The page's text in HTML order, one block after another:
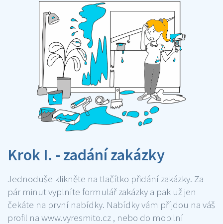
Krok I. - zadání zakázky
Jednoduše klikněte na tlačítko přidání zakázky. Za
pár minut vyplníte formulář zakázky a pak už jen
čekáte na první nabídky. Nabídky vám příjdou na váš
profil na www.vyresmito.cz , nebo do mobilní